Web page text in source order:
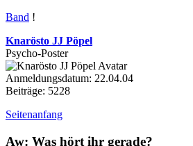
Band !
Knarösto JJ Pöpel
Psycho-Poster
Anmeldungsdatum: 22.04.04
Beiträge: 5228
Seitenanfang
Aw: Was hört ihr gerade?